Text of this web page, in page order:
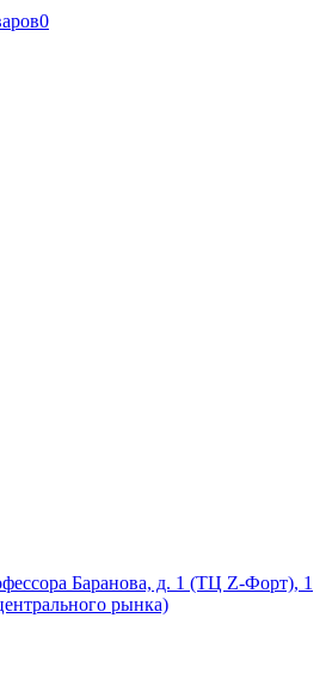
0
Баранова, д. 1 (ТЦ Z-Форт), 1
рынка)